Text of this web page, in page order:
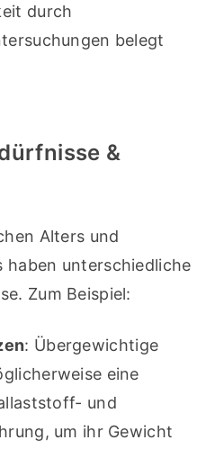
durch
belegt
&
Alters und
haben unterschiedliche
Zum Beispiel:
: Übergewichtige
eine
und
um ihr Gewicht